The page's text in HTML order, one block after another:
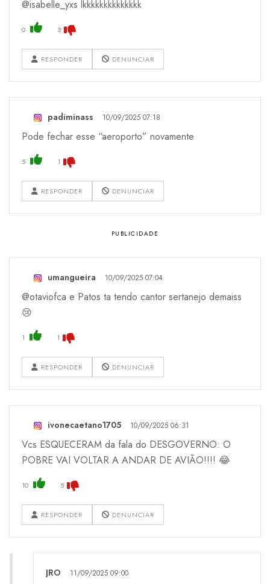
@isabelle_yxs lkkkkkkkkkkkkkk
0 3
RESPONDER DENUNCIAR
padiminass 10/09/2025 07:18
Pode fechar esse “aeroporto” novamente
5 1
RESPONDER DENUNCIAR
umangueira 10/09/2025 07:04
@otaviofca e Patos ta tendo cantor sertanejo demaiss
😢
1 1
RESPONDER DENUNCIAR
ivonecaetano1705 10/09/2025 06:31
Vcs ESQUECERAM da fala do DESGOVERNO: O
POBRE VAI VOLTAR A ANDAR DE AVIÃO!!!! 😂
10 5
RESPONDER DENUNCIAR
JRO 11/09/2025 09:00